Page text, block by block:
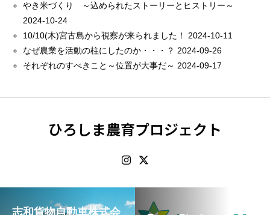
やき米づくり ～込められたストーリーとヒストリー～
2024-10-24
10/10(木)宮古島から視察が来られました！
2024-10-11
なぜ農業を活動の柱にしたのか・・・？ 2024-09-26
それぞれのすべきこと～位置が大事だ～ 2024-09-17
ひろしま農育プロジェクト
志和貨物自動車株式会